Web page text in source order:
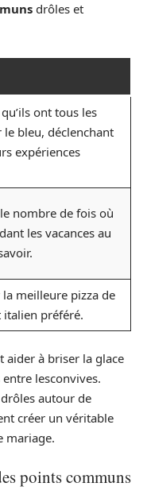
drôles et
ont tous les
bleu, déclenchant
expériences
nombre de fois où
les vacances au
meilleure pizza de
préféré.
aider à briser la glace
lesconvives.
autour de
créer un véritable
mariage.
points communs